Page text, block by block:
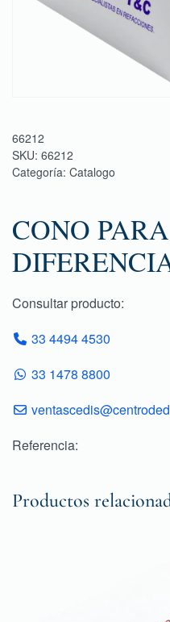
66212
SKU: 66212
Categoría: Catalogo
CONO PARA
Consultar producto:
33 4494 4530
33 1478 8800
Referencia:
Productos